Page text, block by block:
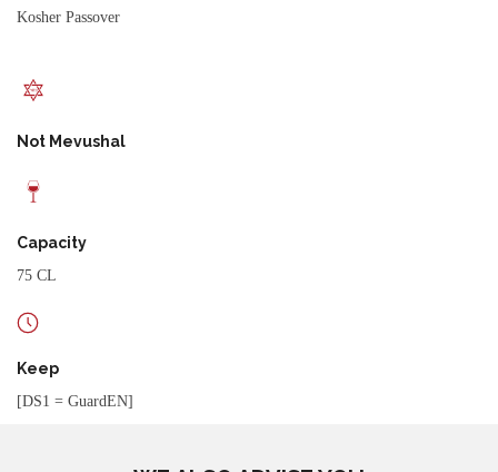
Kosher Passover
Not Mevushal
Capacity
75 CL
Keep
[DS1 = GuardEN]